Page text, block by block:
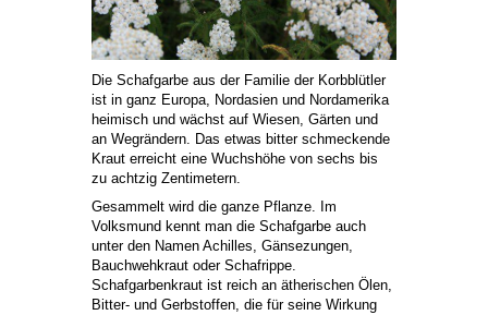
Die Schafgarbe aus der Familie der Korbblütler
ist in ganz Europa, Nordasien und Nordamerika
heimisch und wächst auf Wiesen, Gärten und
an Wegrändern. Das etwas bitter schmeckende
Kraut erreicht eine Wuchshöhe von sechs bis
zu achtzig Zentimetern.
Gesammelt wird die ganze Pflanze. Im
Volksmund kennt man die Schafgarbe auch
unter den Namen Achilles, Gänsezungen,
Bauchwehkraut oder Schafrippe.
Schafgarbenkraut ist reich an ätherischen Ölen,
Bitter- und Gerbstoffen, die für seine Wirkung